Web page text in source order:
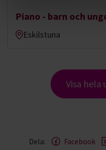
Piano - barn och
Eskilstuna
Visa hela
Dela: Facebook